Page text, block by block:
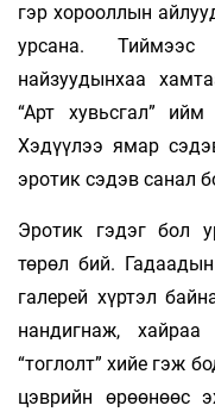
гэр хорооллын
урсана. Тиймээс
найзуудынхаа
“Арт хувьсгал”
Хэдүүлээ ямар
эротик сэдэв санал
Эротик гэдэг бол
төрөл бий.
галерей хүртэл
нандигнаж,
“тоглолт” хийе гэж
цэврийн өрөөнөөс